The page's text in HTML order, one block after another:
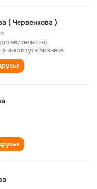
( Червенкова )
института бизнеса